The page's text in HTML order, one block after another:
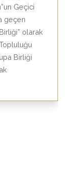
Geçici
geçen
olarak
Birliği